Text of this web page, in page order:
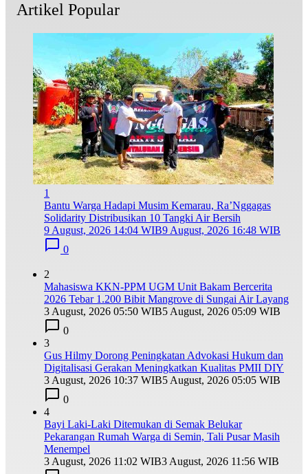
Artikel Popular
1
Bantu Warga Hadapi Musim Kemarau, Ra’Nggagas
Solidarity Distribusikan 10 Tangki Air Bersih
9 August, 2026 14:04 WIB9 August, 2026 16:48 WIB
0
2
Mahasiswa KKN-PPM UGM Unit Bakam Bercerita
2026 Tebar 1.200 Bibit Mangrove di Sungai Air Layang
3 August, 2026 05:50 WIB5 August, 2026 05:09 WIB
0
3
Gus Hilmy Dorong Peningkatan Advokasi Hukum dan
Digitalisasi Gerakan Meningkatkan Kualitas PMII DIY
3 August, 2026 10:37 WIB5 August, 2026 05:05 WIB
0
4
Bayi Laki-Laki Ditemukan di Semak Belukar
Pekarangan Rumah Warga di Semin, Tali Pusar Masih
Menempel
3 August, 2026 11:02 WIB3 August, 2026 11:56 WIB